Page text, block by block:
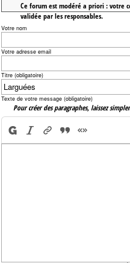
Ce forum est modéré a priori : votre
validée par les responsables.
Votre nom
Votre adresse email
Titre (obligatoire)
Texte de votre message (obligatoire)
Pour créer des paragraphes, laissez